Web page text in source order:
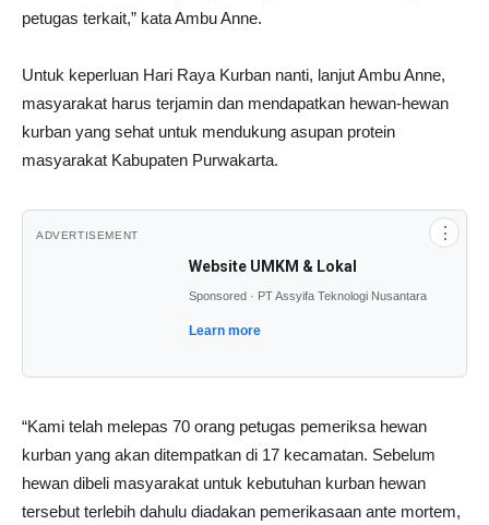
petugas terkait,” kata Ambu Anne.
Untuk keperluan Hari Raya Kurban nanti, lanjut Ambu Anne,
masyarakat harus terjamin dan mendapatkan hewan-hewan
kurban yang sehat untuk mendukung asupan protein
masyarakat Kabupaten Purwakarta.
ADVERTISEMENT ⋮
Website UMKM & Lokal
Sponsored · PT Assyifa Teknologi Nusantara
Learn more
“Kami telah melepas 70 orang petugas pemeriksa hewan
kurban yang akan ditempatkan di 17 kecamatan. Sebelum
hewan dibeli masyarakat untuk kebutuhan kurban hewan
tersebut terlebih dahulu diadakan pemerikasaan ante mortem,